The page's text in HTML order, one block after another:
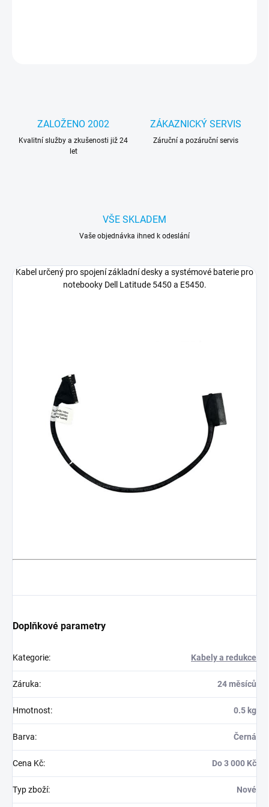
ZALOŽENO 2002
Kvalitní služby a zkušenosti již 24
let
ZÁKAZNICKÝ SERVIS
Záruční a pozáruční servis
VŠE SKLADEM
Vaše objednávka ihned k odeslání
Kabel určený pro spojení základní desky a systémové baterie pro
notebooky Dell Latitude 5450 a E5450.
Doplňkové parametry
Kategorie: Kabely a redukce
Záruka: 24 měsíců
Hmotnost: 0.5 kg
Barva: Černá
Cena Kč: Do 3 000 Kč
Typ zboží: Nové